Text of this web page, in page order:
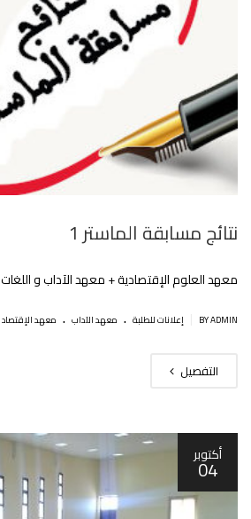
نتائج مسابقة الماستر 1
معهد العلوم اﻹقتصادية + معهد الآداب و اللغات
BY ADMIN إعلانات للطلبة . معهد الآداب . معهد الإقتصاد
التفصيل
أكتوبر
04